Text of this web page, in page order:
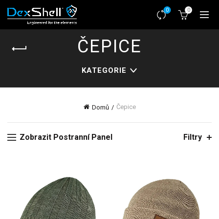
0 0
ČEPICE
KATEGORIE
Domů Čepice
Zobrazit Postranní Panel Filtry